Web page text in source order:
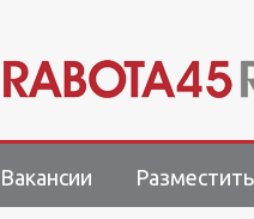
Вакансии